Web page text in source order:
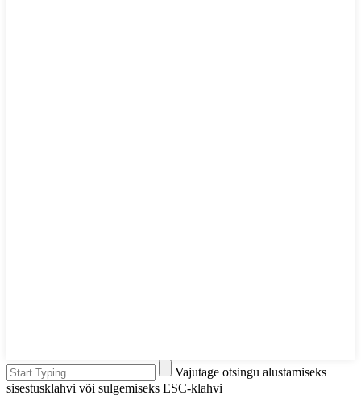
Vajutage otsingu alustamiseks
sisestusklahvi või sulgemiseks ESC-klahvi